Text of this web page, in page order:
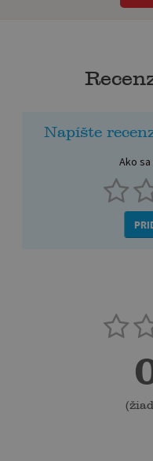
Napíšte
Ako sa
(